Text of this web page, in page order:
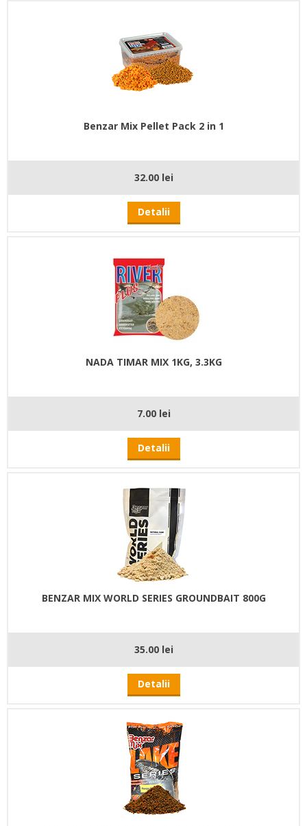
Benzar Mix Pellet Pack 2 in 1
32.00 lei
Detalii
NADA TIMAR MIX 1KG, 3.3KG
7.00 lei
Detalii
BENZAR MIX WORLD SERIES GROUNDBAIT 800G
35.00 lei
Detalii